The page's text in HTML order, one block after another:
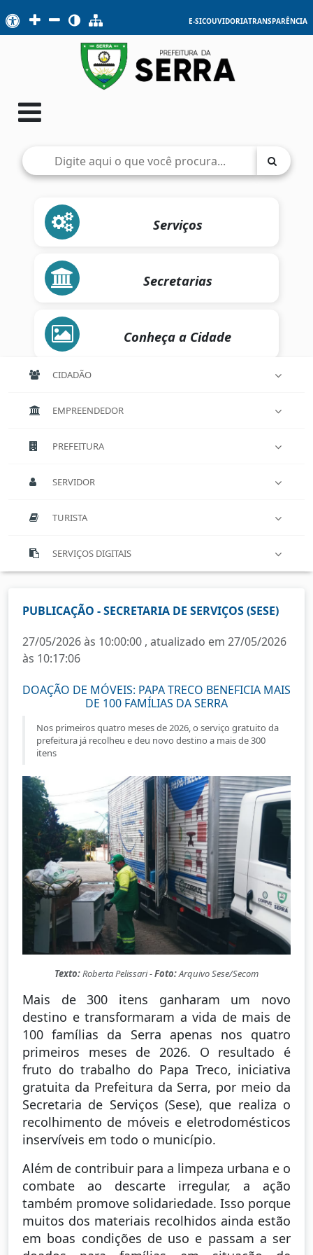
E-SICOUVIDORIATRANSPARÊNCIA
Serviços
Secretarias
Conheça a Cidade
CIDADÃO
EMPREENDEDOR
PREFEITURA
SERVIDOR
TURISTA
SERVIÇOS DIGITAIS
PUBLICAÇÃO - SECRETARIA DE SERVIÇOS (SESE)
27/05/2026 às 10:00:00 , atualizado em 27/05/2026
às 10:17:06
DOAÇÃO DE MÓVEIS: PAPA TRECO BENEFICIA MAIS
DE 100 FAMÍLIAS DA SERRA
Nos primeiros quatro meses de 2026, o serviço gratuito da
prefeitura já recolheu e deu novo destino a mais de 300
itens
Texto:Roberta Pelissari -Foto:Arquivo Sese/Secom
Mais de 300 itens ganharam um novo
destino e transformaram a vida de mais de
100 famílias da Serra apenas nos quatro
primeiros meses de 2026. O resultado é
fruto do trabalho do Papa Treco, iniciativa
gratuita da Prefeitura da Serra, por meio da
Secretaria de Serviços (Sese), que realiza o
recolhimento de móveis e eletrodomésticos
inservíveis em todo o município.
Além de contribuir para a limpeza urbana e o
combate ao descarte irregular, a ação
também promove solidariedade. Isso porque
muitos dos materiais recolhidos ainda estão
em boas condições de uso e passam a ser